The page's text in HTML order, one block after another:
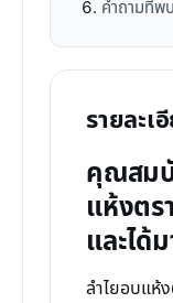
คำถามที่พ
รายละเ
คุณสมบั
แห้งตร
และได้
ลำไยอบแห้